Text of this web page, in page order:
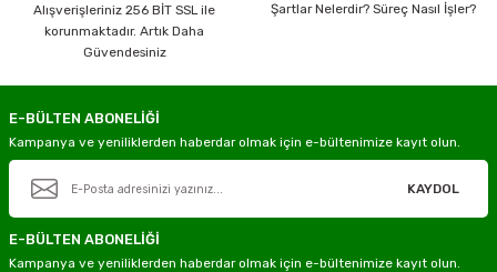
Alışverişleriniz 256 BİT SSL ile
korunmaktadır. Artık Daha
Güvendesiniz
Şartlar Nelerdir? Süreç Nasıl İşler?
E-BÜLTEN ABONELİĞİ
Kampanya ve yeniliklerden haberdar olmak için e-bültenimize kayıt olun.
KAYDOL
E-BÜLTEN ABONELİĞİ
Kampanya ve yeniliklerden haberdar olmak için e-bültenimize kayıt olun.